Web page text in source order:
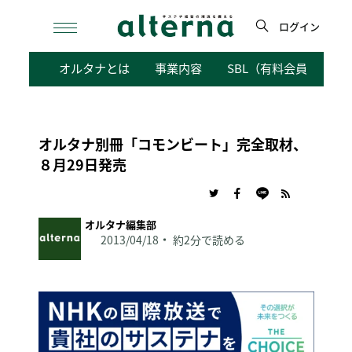
検
ログイン
オルタナとは 事業内容 SBL（有料会員向けサ
オルタナ別冊「コモンビート」完全取材、
８月29日発売
オルタナ編集部
2013/04/18 約2分で読める